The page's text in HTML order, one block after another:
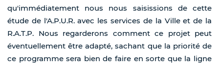
qu'immédiatement nous nous saisissions de cette
étude de l'A.P.U.R. avec les services de la Ville et de la
R.A.T.P. Nous regarderons comment ce projet peut
éventuellement être adapté, sachant que la priorité de
ce programme sera bien de faire en sorte que la ligne